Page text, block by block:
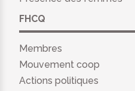
FHCQ
Membres
Mouvement coop
Actions politiques